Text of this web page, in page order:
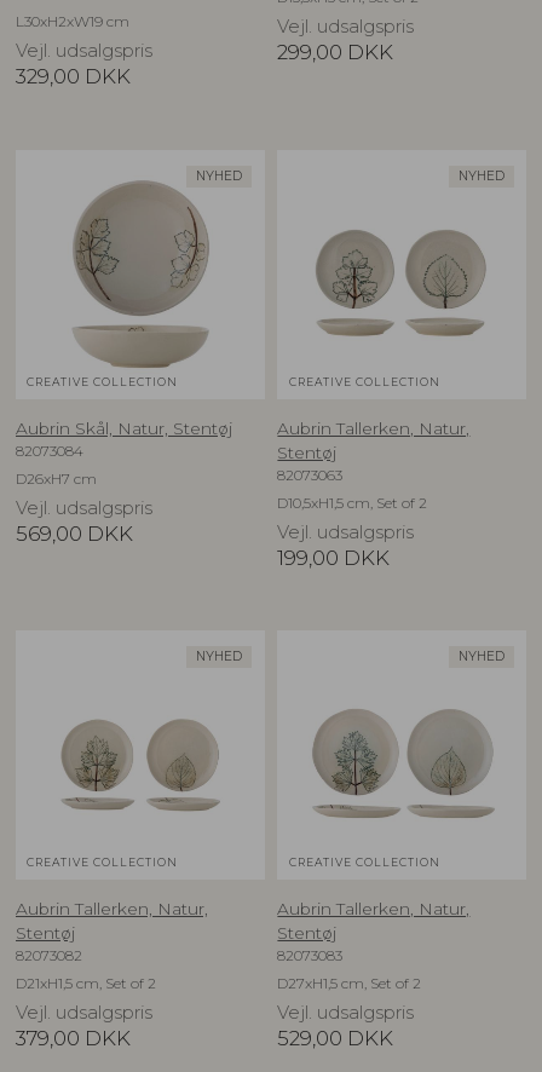
L30xH2xW19 cm
Vejl. udsalgspris
329,00 DKK
Vejl. udsalgspris
299,00 DKK
NYHED
CREATIVE COLLECTION
Aubrin Skål, Natur, Stentøj
82073084
D26xH7 cm
Vejl. udsalgspris
569,00 DKK
NYHED
CREATIVE COLLECTION
Aubrin Tallerken, Natur,
Stentøj
82073063
D10,5xH1,5 cm, Set of 2
Vejl. udsalgspris
199,00 DKK
NYHED
CREATIVE COLLECTION
Aubrin Tallerken, Natur,
Stentøj
82073082
D21xH1,5 cm, Set of 2
Vejl. udsalgspris
379,00 DKK
NYHED
CREATIVE COLLECTION
Aubrin Tallerken, Natur,
Stentøj
82073083
D27xH1,5 cm, Set of 2
Vejl. udsalgspris
529,00 DKK